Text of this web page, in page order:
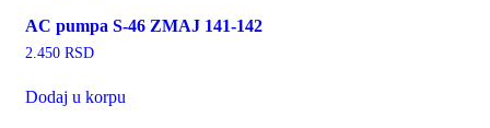
AC pumpa S-46 ZMAJ 141-142
2.450 RSD
Dodaj u korpu